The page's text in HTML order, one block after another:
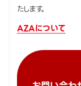
たします。
AZAについて